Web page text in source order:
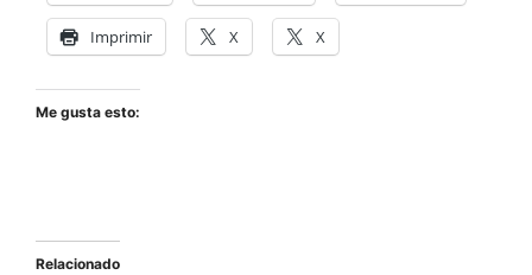
Imprimir X X
Me gusta esto:
Relacionado